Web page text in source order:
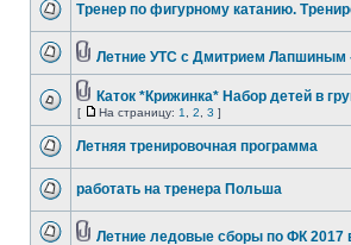
Тренер по фигурному катанию.
Летние УТС с Дмитрием Лапшиным
Каток *Крижинка* Набор детей в
[ На страницу: 1 2 3 ]
Летняя тренировочная программа
работать на тренера Польша
Летние ледовые сборы по ФК 2017